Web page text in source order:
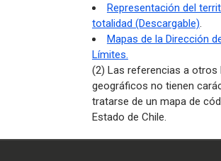
Representación del
totalidad (Descargable).
Mapas de la Dirección
Límites.
(2) Las referencias a otros
geográficos no tienen
tratarse de un mapa de
Estado de Chile.